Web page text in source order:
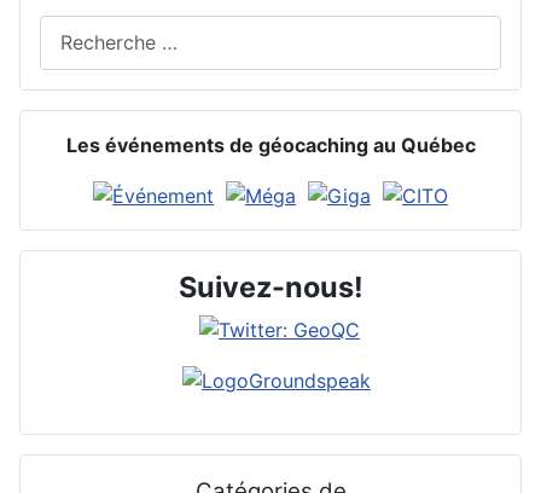
Les événements de géocaching au Québec
Suivez-nous!